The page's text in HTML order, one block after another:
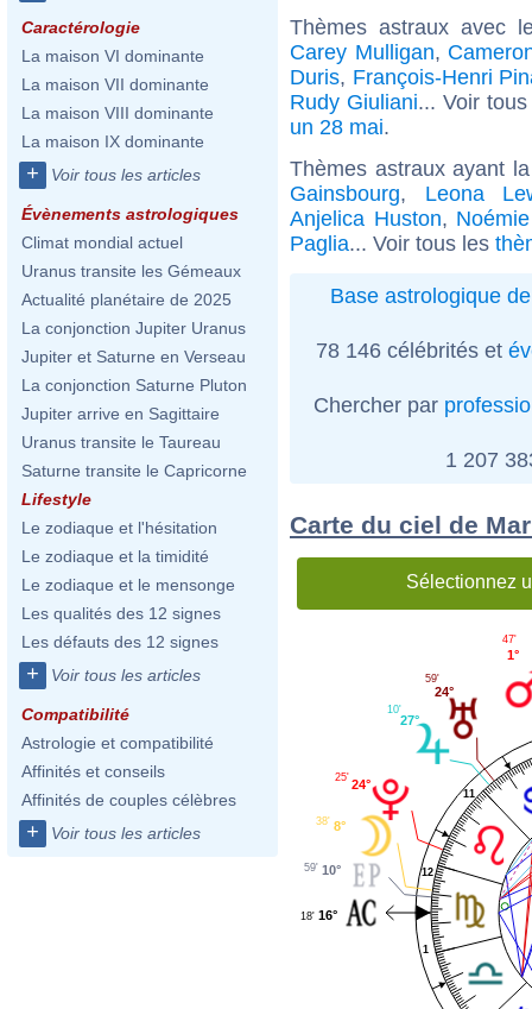
Caractérologie
La maison VI dominante
La maison VII dominante
La maison VIII dominante
La maison IX dominante
+ Voir tous les articles
Évènements astrologiques
Climat mondial actuel
Uranus transite les Gémeaux
Actualité planétaire de 2025
La conjonction Jupiter Uranus
Jupiter et Saturne en Verseau
La conjonction Saturne Pluton
Jupiter arrive en Sagittaire
Uranus transite le Taureau
Saturne transite le Capricorne
Lifestyle
Le zodiaque et l'hésitation
Le zodiaque et la timidité
Le zodiaque et le mensonge
Les qualités des 12 signes
Les défauts des 12 signes
+ Voir tous les articles
Compatibilité
Astrologie et compatibilité
Affinités et conseils
Affinités de couples célèbres
+ Voir tous les articles
Thèmes astraux avec
Carey Mulligan,
Duris, François-Henri
Rudy Giuliani... Voir
un 28 mai.
Thèmes astraux ayant
Gainsbourg, Leona
Anjelica Huston,
Paglia... Voir tous les
Base astrologique
78 146 célébrités et
Chercher par
1 207
Carte du ciel de
Sélectionnez
1
11
12
1°
47'
24°
59'
27°
10'
24°
25'
8°
38'
10°
59'
16°
18'